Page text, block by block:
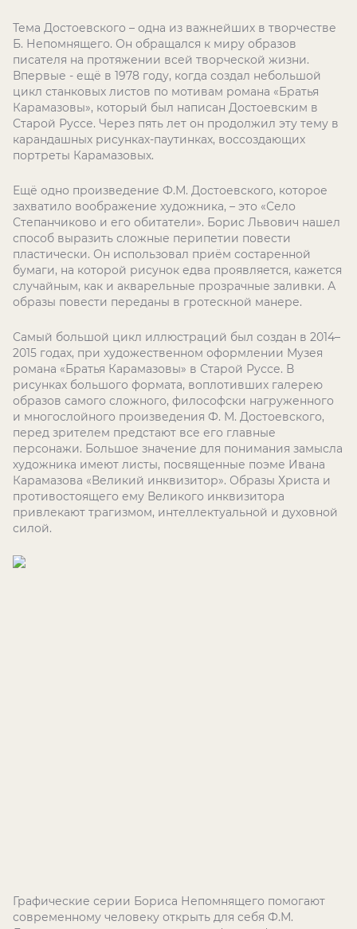
Тема Достоевского – одна из важнейших в творчестве
Б. Непомнящего. Он обращался к миру образов
писателя на протяжении всей творческой жизни.
Впервые - ещё в 1978 году, когда создал небольшой
цикл станковых листов по мотивам романа «Братья
Карамазовы», который был написан Достоевским в
Старой Руссе. Через пять лет он продолжил эту тему в
карандашных рисунках-паутинках, воссоздающих
портреты Карамазовых.
Ещё одно произведение Ф.М. Достоевского, которое
захватило воображение художника, – это «Село
Степанчиково и его обитатели». Борис Львович нашел
способ выразить сложные перипетии повести
пластически. Он использовал приём состаренной
бумаги, на которой рисунок едва проявляется, кажется
случайным, как и акварельные прозрачные заливки. А
образы повести переданы в гротескной манере.
Самый большой цикл иллюстраций был создан в 2014–
2015 годах, при художественном оформлении Музея
романа «Братья Карамазовы» в Старой Руссе. В
рисунках большого формата, воплотивших галерею
образов самого сложного, философски нагруженного
и многослойного произведения Ф. М. Достоевского,
перед зрителем предстают все его главные
персонажи. Большое значение для понимания замысла
художника имеют листы, посвященные поэме Ивана
Карамазова «Великий инквизитор». Образы Христа и
противостоящего ему Великого инквизитора
привлекают трагизмом, интеллектуальной и духовной
силой.
Графические серии Бориса Непомнящего помогают
современному человеку открыть для себя Ф.М.